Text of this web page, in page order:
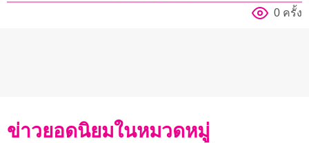
0 ครั้ง
ข่าวยอดนิยมในหมวดหมู่